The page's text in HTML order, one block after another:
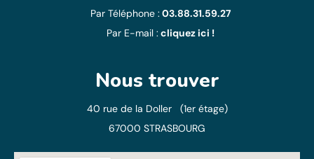
Par Téléphone : 03.88.31.59.27
Par E-mail : cliquez ici !
Nous trouver
40 rue de la Doller (1er étage)
67000 STRASBOURG